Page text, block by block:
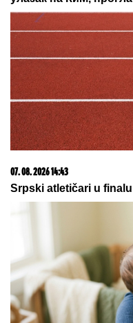
07. 08. 2026 15:05
Direktor policije
Deliblatske peščare
07. 08. 2026 09:14
Сазнања „Политике”: